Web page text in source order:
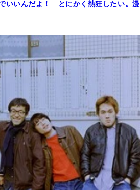
いいんだよ！ とにかく熱狂したい。漫